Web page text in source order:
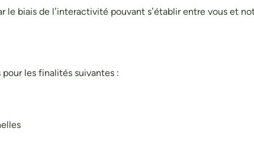
biais de l’interactivité pouvant s’établir entre vous et
les finalités suivantes :